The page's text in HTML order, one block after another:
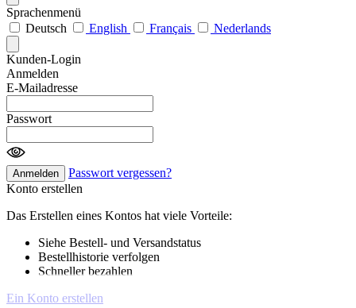
Sprachenmenü
Deutsch
English Français Nederlands
Kunden-Login
Anmelden
E-Mailadresse
Passwort
Anmelden
Passwort vergessen?
Konto erstellen
Das Erstellen eines Kontos hat viele Vorteile:
Siehe Bestell- und Versandstatus
Bestellhistorie verfolgen
Schneller bezahlen
Ein Konto erstellen